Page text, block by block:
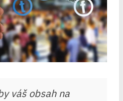
váš obsah na